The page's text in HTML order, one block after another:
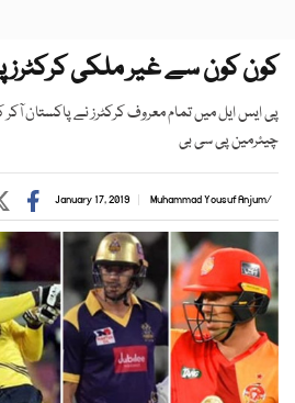
کون کون سے غیر ملکی کرکٹرز
پی ایس ایل میں تمام معروف کرکٹرز نے پاکستان
چیئرمین پی سی بی
/
Muhammad Yousuf Anjum
January 17, 2019